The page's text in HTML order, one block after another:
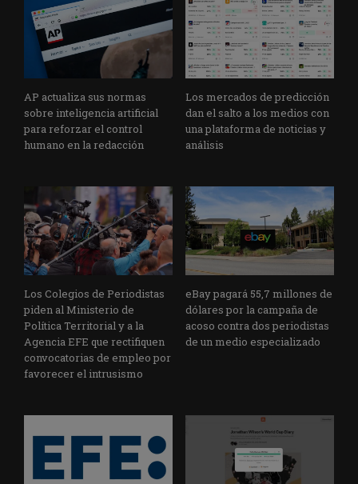
AP actualiza sus normas
sobre inteligencia artificial
para reforzar el control
humano en la redacción
Los mercados de predicción
dan el salto a los medios con
una plataforma de noticias y
análisis
Los Colegios de Periodistas
piden al Ministerio de
Política Territorial y a la
Agencia EFE que rectifiquen
convocatorias de empleo por
favorecer el intrusismo
eBay pagará 55,7 millones de
dólares por la campaña de
acoso contra dos periodistas
de un medio especializado